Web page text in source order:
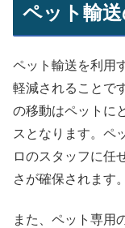
ペット輸
ペット輸送を利用
軽減されることで
の移動はペットに
スとなります。ペ
ロのスタッフに任
さが確保されます。
また、ペット専用